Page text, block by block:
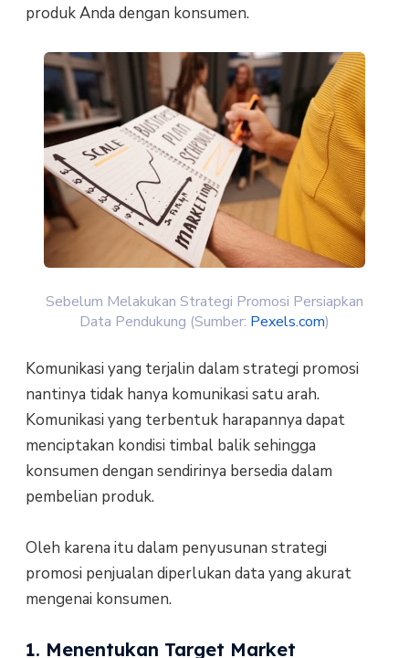
produk Anda dengan konsumen.
Sebelum Melakukan Strategi Promosi Persiapkan
Data Pendukung (Sumber: Pexels.com)
Komunikasi yang terjalin dalam strategi promosi
nantinya tidak hanya komunikasi satu arah.
Komunikasi yang terbentuk harapannya dapat
menciptakan kondisi timbal balik sehingga
konsumen dengan sendirinya bersedia dalam
pembelian produk.
Oleh karena itu dalam penyusunan strategi
promosi penjualan diperlukan data yang akurat
mengenai konsumen.
1. Menentukan Target Market